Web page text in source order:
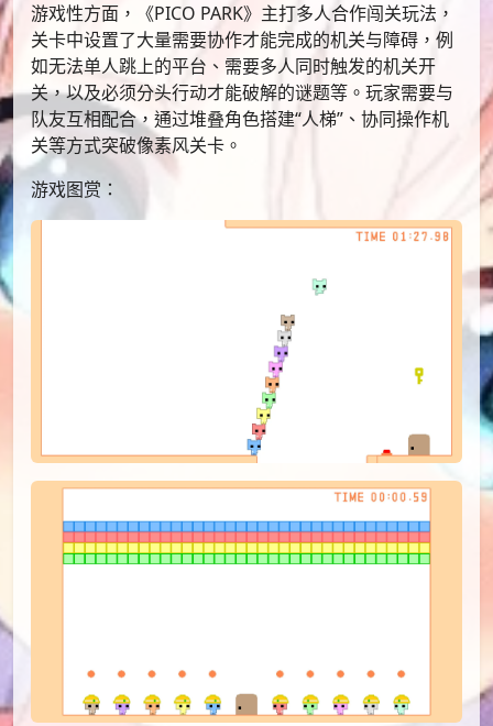
游戏性方面，《PICO PARK》主打多人合作闯关玩法，
关卡中设置了大量需要协作才能完成的机关与障碍，例
如无法单人跳上的平台、需要多人同时触发的机关开
关，以及必须分头行动才能破解的谜题等。玩家需要与
队友互相配合，通过堆叠角色搭建“人梯”、协同操作机
关等方式突破像素风关卡。
游戏图赏：